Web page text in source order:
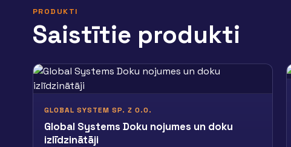
PRODUKTI
Saistītie produkti
GLOBAL SYSTEM SP. Z O.O.
Global Systems Doku nojumes un doku
izlīdzinātāji